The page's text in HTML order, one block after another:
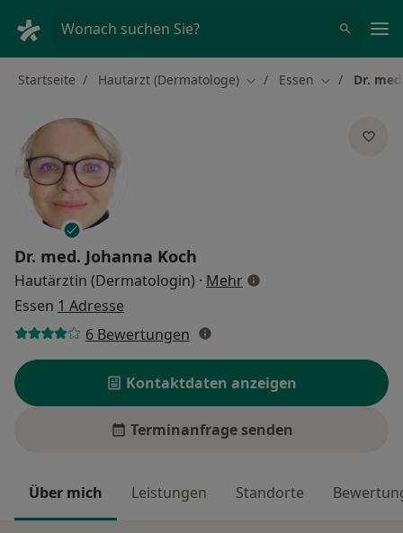
Wonach suchen Sie?
Startseite Hautarzt (Dermatologe) Stadt ändern
Essen Stadt ändern
Dr.
Dr. med. Johanna Koch
Hautärztin (Dermatologin) · Mehrüber Spezialisierungen
Essen 1 Adresse
6 Bewertungen
Kontaktdaten anzeigen
Terminanfrage senden
Über mich Leistungen Standorte